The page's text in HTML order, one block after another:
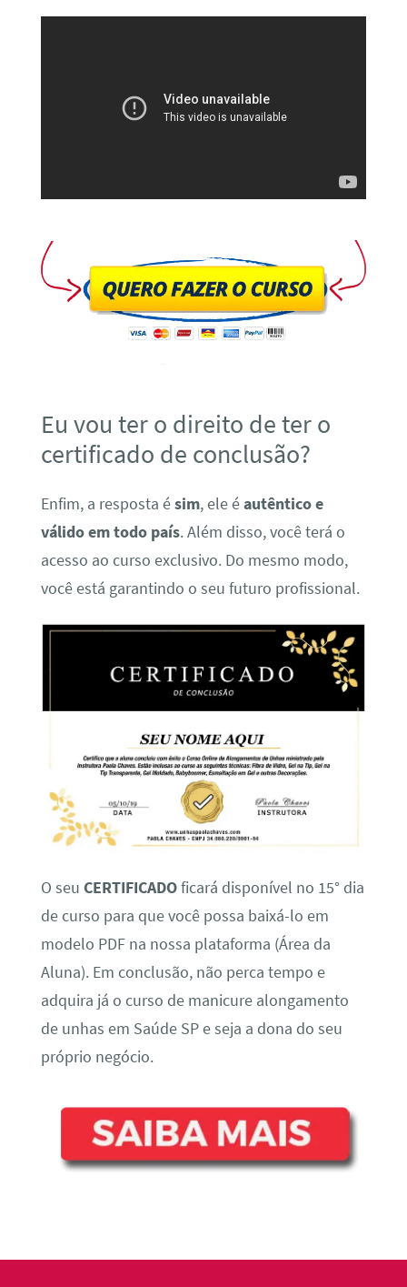
Eu vou ter o direito de ter o
certificado de conclusão?
Enfim, a resposta ésim, ele éautêntico e
válido em todo país. Além disso, você terá o
acesso ao curso exclusivo. Do mesmo modo,
você está garantindo o seu futuro profissional.
O seu CERTIFICADOficará disponível no 15° dia
de curso para que você possa baixá-lo em
modelo PDF na nossa plataforma (Área da
Aluna). Em conclusão, não perca tempo e
adquira já o curso de manicure alongamento
de unhas em Saúde SP e seja a dona do seu
próprio negócio.